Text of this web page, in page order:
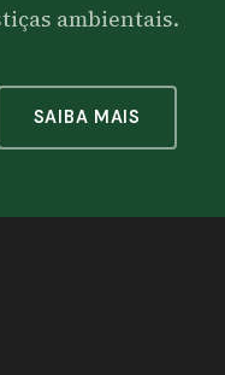
ambientais.
SAIBA MAIS